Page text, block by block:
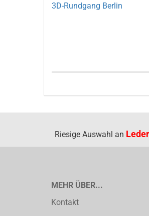
3D-Rundgang Berlin
Riesige Auswahl an
MEHR ÜBER...
Kontakt